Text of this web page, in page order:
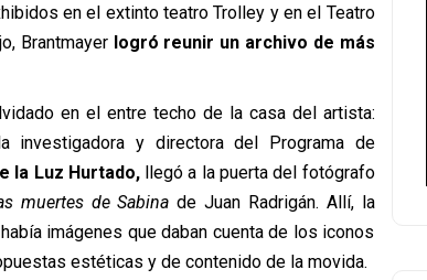
en el extinto teatro Trolley y en el Teatro
Brantmayer logró reunir un archivo de más
en el entre techo de la casa del artista:
investigadora y directora del Programa de
la Luz Hurtado,llegó a la puerta del fotógrafo
muertes de Sabina de Juan Radrigán. Allí, la
imágenes que daban cuenta de los iconos
estéticas y de contenido de la movida.